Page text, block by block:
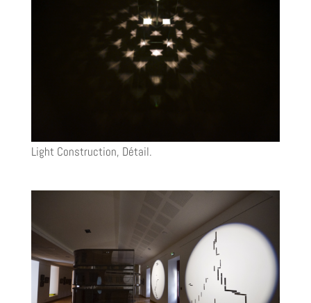
Light Construction, Détail.